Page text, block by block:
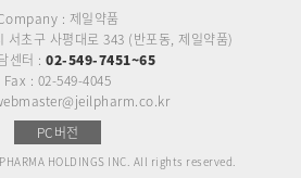
: 제일약품
서초구 사평대로 343 (반포동, 제일약품)
센터 :02-549-7451~65
Fax : 02-549-4045
PC버전
HOLDINGS INC. All rights reserved.